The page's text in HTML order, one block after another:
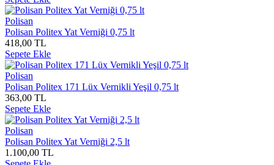
Polisan
Polisan Politex Yat Verniği 0,75 lt
418,00 TL
Sepete Ekle
Polisan
Polisan Politex 171 Lüx Vernikli Yeşil 0,75 lt
363,00 TL
Sepete Ekle
Polisan
Polisan Politex Yat Verniği 2,5 lt
1.100,00 TL